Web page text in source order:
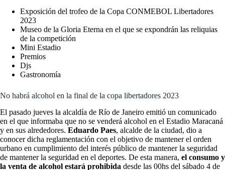
Exposición del trofeo de la Copa CONMEBOL Libertadores
2023
Museo de la Gloria Eterna en el que se expondrán las reliquias
de la competición
Mini Estadio
Premios
Djs
Gastronomía
No habrá alcohol en la final de la copa libertadores 2023
El pasado jueves la alcaldía de Río de Janeiro emitió un comunicado
en el que informaba que no se venderá alcohol en el Estadio Maracaná
y en sus alrededores. Eduardo Paes, alcalde de la ciudad, dio a
conocer dicha reglamentación con el objetivo de mantener el orden
urbano en cumplimiento del interés público de mantener la seguridad
de mantener la seguridad en el deportes. De esta manera, el consumo y
la venta de alcohol estará prohibida desde las 00hs del sábado 4 de